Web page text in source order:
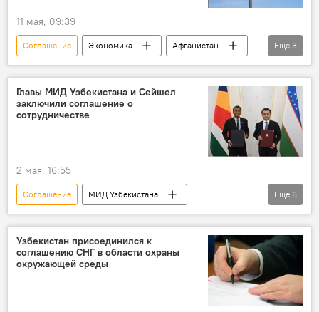
11 мая, 09:39
Соглашение Экономика
Афганистан
Узбекистан
Инвестиции Кабул
Еще 3
Главы МИД Узбекистана и Сейшел
заключили соглашение о
сотрудничестве
2 мая, 16:55
Соглашение
МИД Узбекистана
Бахтиёр Саидов
подписание документов
сотрудничество
Экономика
Торговля
Туризм
Еще 6
Узбекистан присоединился к
соглашению СНГ в области охраны
окружающей среды